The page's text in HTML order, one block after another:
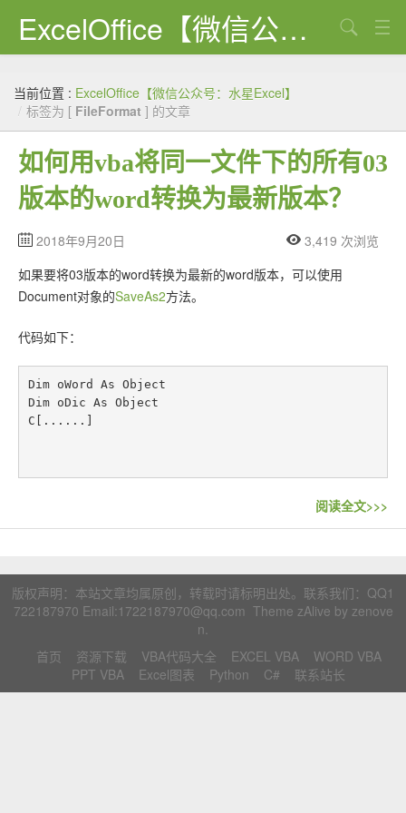
ExcelOffice【微信公众号：水星Excel】
资源下载
VBA代码大全
EXCEL VBA
Excel图表
Python
C#
联系站长
当前位置 : ExcelOffice【微信公众号：水星Excel】
/ 标签为 [ FileFormat ] 的文章
如何用vba将同一文件下的所有03
版本的word转换为最新版本？
2018年9月20日
3,419 次浏览
如果要将03版本的word转换为最新的word版本，可以使用
Document对象的SaveAs2方法。
代码如下：
Dim oWord As Object
Dim oDic As Object
C[......]
阅读全文>>>
版权声明：本站文章均属原创，转载时请标明出处。联系我们： QQ1
722187970 Email:1722187970@qq.com Theme zAlive by zenove
n
首页
资源下载 VBA代码大全 EXCEL VBA
WORD VBA
PPT VBA
Excel图表 Python C# 联系站长